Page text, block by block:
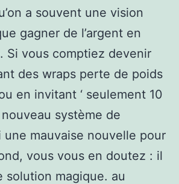
a souvent une vision
gagner de l’argent en
Si vous comptiez devenir
des wraps perte de poids
en invitant ‘ seulement 10
système de
une mauvaise nouvelle pour
vous vous en doutez : il
solution magique. au